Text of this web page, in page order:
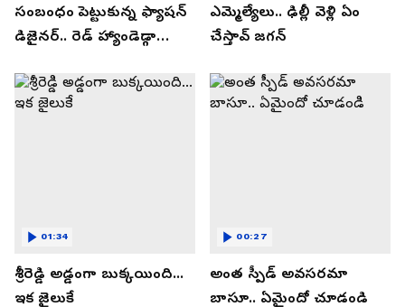
సంబంధం పెట్టుకున్న ఫ్యాషన్
డిజైనర్.. రెడ్ హ్యాండెడ్గా
ఎమ్మెల్యేలు.. ఢిల్లీ వెళ్లి ఏం
చేస్తావ్ జగన్
శ్రీరెడ్డి అడ్డంగా బుక్కయింది...
ఇక జైలుకే
01:34
అంత స్పీడ్ అవసరమా
బాసూ.. ఏమైందో చూడండి
00:27